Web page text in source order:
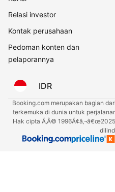
Relasi investor
Kontak perusahaan
Pedoman konten dan
pelaporannya
IDR
Booking.com merupakan bagian
terkemuka di dunia untuk
Hak cipta Ã‚Â©